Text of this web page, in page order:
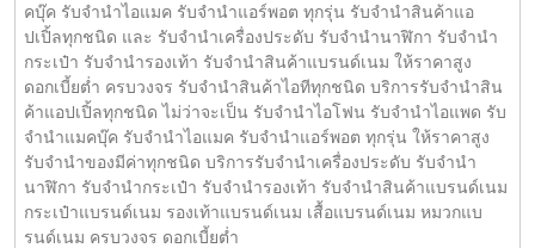
คบุ๊ค รับจำนำไอแมค รับจำนำแอร์พอต ทุกรุ่น รับจำนำสินค้าแอ
ปเปิ้ลทุกชนิด และ รับจำนำเครื่องประดับ รับจำนำนาฬิกา รับจำนำ
กระเป๋า รับจำนำรองเท้า รับจำนำสินค้าแบรนด์เนม ให้ราคาสูง
ดอกเบี้ยต่ำ ครบวงจร รับจำนำสินค้าไอทีทุกชนิด บริการรับจำนำสิน
ค้าแอปเปิ้ลทุกชนิด ไม่ว่าจะเป็น รับจำนำไอโฟน รับจำนำไอแพด รับ
จำนำแมคบุ๊ค รับจำนำไอแมค รับจำนำแอร์พอต ทุกรุ่น ให้ราคาสูง
รับจำนำของมีค่าทุกชนิด บริการรับจำนำเครื่องประดับ รับจำนำ
นาฬิกา รับจำนำกระเป๋า รับจำนำรองเท้า รับจำนำสินค้าแบรนด์เนม
กระเป๋าแบรนด์เนม รองเท้าแบรนด์เนม เสื้อแบรนด์เนม หมวกแบ
รนด์เนม ครบวงจร ดอกเบี้ยต่ำ